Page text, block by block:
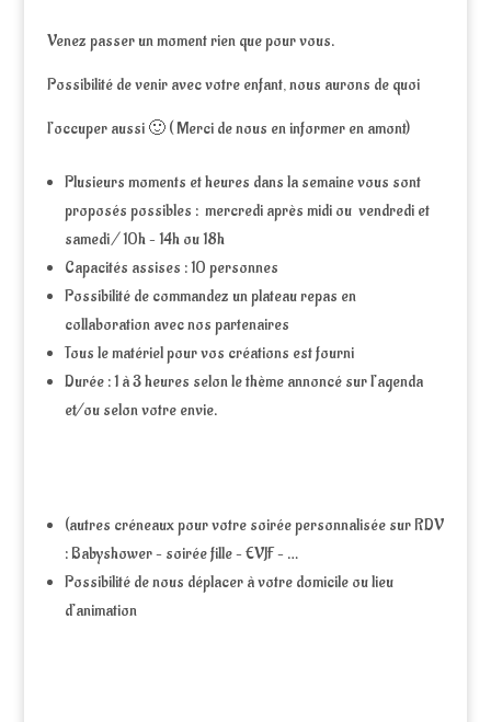
Venez passer un moment rien que pour vous.
Possibilité de venir avec votre enfant, nous aurons de quoi
l’occuper aussi 🙂 ( Merci de nous en informer en amont)
Plusieurs moments et heures dans la semaine vous sont
proposés possibles : mercredi après midi ou vendredi et
samedi / 10h – 14h ou 18h
Capacités assises : 10 personnes
Possibilité de commandez un plateau repas en
collaboration avec nos partenaires
Tous le matériel pour vos créations est fourni
Durée : 1 à 3 heures selon le thème annoncé sur l’agenda
et/ou selon votre envie.
(autres créneaux pour votre soirée personnalisée sur RDV
: Babyshower – soirée fille – EVJF – …
Possibilité de nous déplacer à votre domicile ou lieu
d’animation